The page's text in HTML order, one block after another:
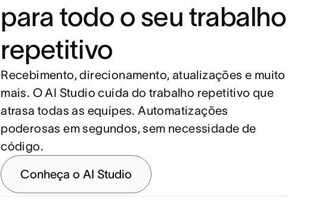
para todo o seu trabalho
repetitivo
Recebimento, direcionamento, atualizações e muito
mais. O AI Studio cuida do trabalho repetitivo que
atrasa todas as equipes. Automatizações
poderosas em segundos, sem necessidade de
código.
Conheça o AI Studio